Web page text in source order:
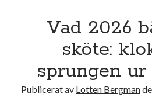
Vad 2026
sköte:
sprungen
Publicerat av Lotten Bergman